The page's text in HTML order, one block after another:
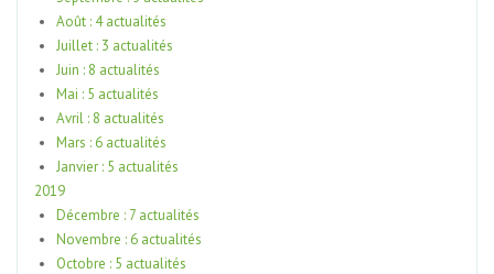
Août : 4 actualités
Juillet : 3 actualités
Juin : 8 actualités
Mai : 5 actualités
Avril : 8 actualités
Mars : 6 actualités
Janvier : 5 actualités
2019
Décembre : 7 actualités
Novembre : 6 actualités
Octobre : 5 actualités